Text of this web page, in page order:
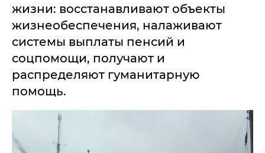
жизни: восстанавливают объекты
жизнеобеспечения, налаживают
системы выплаты пенсий и
соцпомощи, получают и
распределяют гуманитарную
помощь.